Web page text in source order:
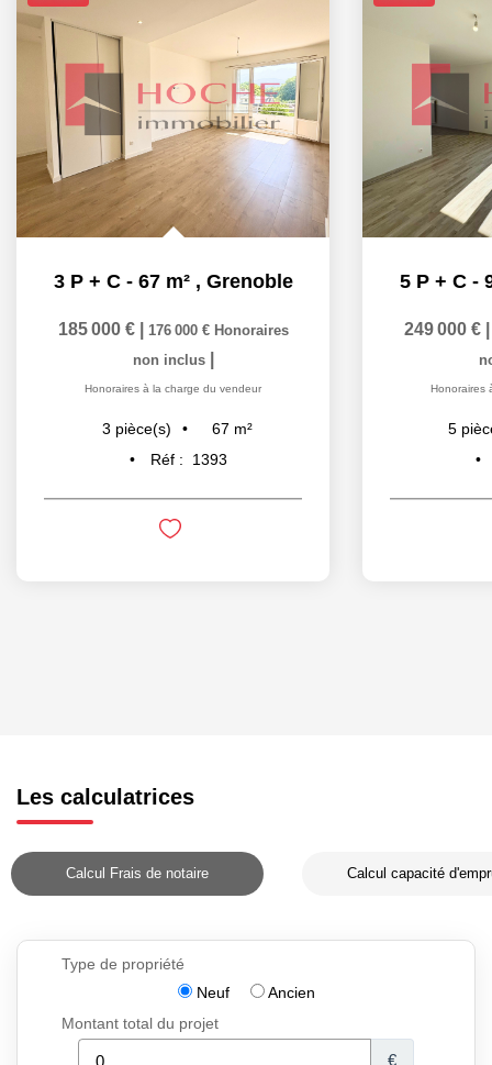
3 P + C - 67 m² , Grenoble
185 000 € 176 000 € Honoraires
non inclus
Honoraires à la charge du vendeur
3 pièce(s) 67 m²
Réf :
1393
5 P + C -
249 000 €
Honoraires
5
Les calculatrices
Calcul Frais de notaire Calcul capacité